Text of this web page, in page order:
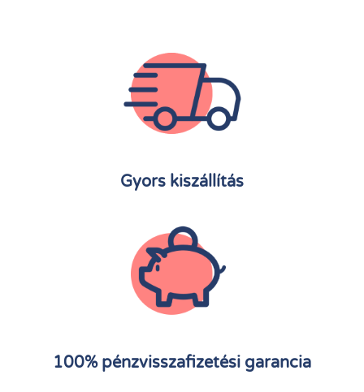
Gyors kiszállítás
100% pénzvisszafizetési garancia